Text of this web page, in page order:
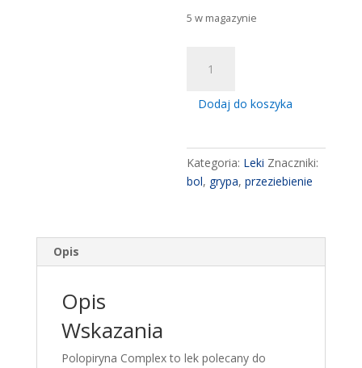
5 w magazynie
Polopiryna
500
+
15,58
mg
8
Dodaj do koszyka
Kategoria: Leki Znaczniki:
bol, grypa,przeziebienie
Opis
Opis
Wskazania
Polopiryna Complex to lek polecany do